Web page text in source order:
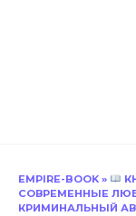
EMPIRE-BOOK »
СОВРЕМЕННЫЕ
КРИМИНАЛЬНЫЙ